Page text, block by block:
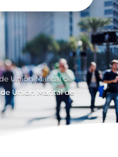
Unión Marital de
Unión Marital de